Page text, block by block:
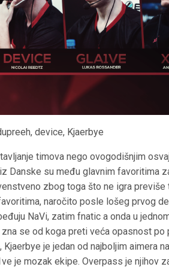
device, Kjaerbye
timova nego ovogodišnjim
Danske su među glavnim favoritima
zbog toga što ne igra previše
naročito posle lošeg prvog
NaVi, zatim fnatic a onda u
se od koga preti veća opasnost po
Kjaerbye je jedan od najboljim aimera
je mozak ekipe. Overpass je njihov